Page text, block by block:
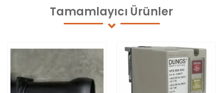
Tamamlayıcı Ürünler